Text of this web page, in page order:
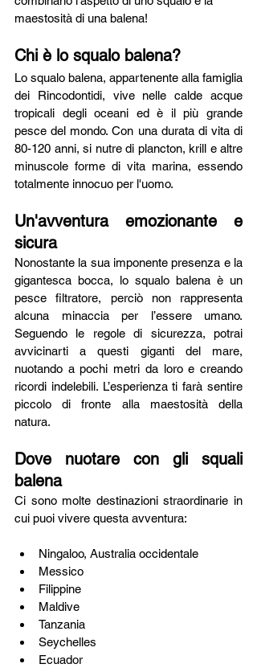
maestosità di una balena!
Chi è lo squalo balena?
Lo squalo balena, appartenente alla famiglia
dei Rincodontidi, vive nelle calde acque
tropicali degli oceani ed è il più grande
pesce del mondo. Con una durata di vita di
80-120 anni, si nutre di plancton, krill e altre
minuscole forme di vita marina, essendo
totalmente innocuo per l'uomo.
Un'avventura emozionante e
sicura
Nonostante la sua imponente presenza e la
gigantesca bocca, lo squalo balena è un
pesce filtratore, perciò non rappresenta
alcuna minaccia per l’essere umano.
Seguendo le regole di sicurezza, potrai
avvicinarti a questi giganti del mare,
nuotando a pochi metri da loro e creando
ricordi indelebili. L’esperienza ti farà sentire
piccolo di fronte alla maestosità della
natura.
Dove nuotare con gli squali
balena
Ci sono molte destinazioni straordinarie in
cui puoi vivere questa avventura:
Ningaloo, Australia occidentale
Messico
Filippine
Maldive
Tanzania
Seychelles
Ecuador